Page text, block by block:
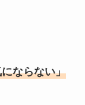
ならない」